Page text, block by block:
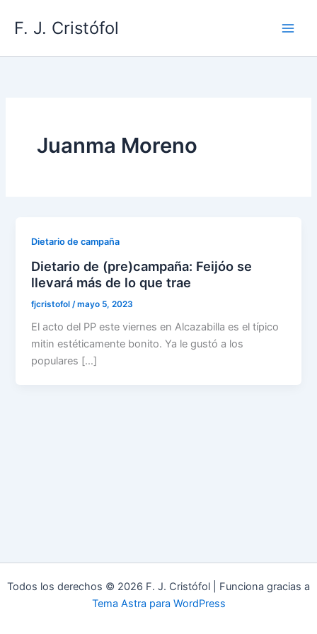
F. J. Cristófol
Juanma Moreno
Dietario de campaña
Dietario de (pre)campaña: Feijóo se
llevará más de lo que trae
fjcristofol /mayo 5, 2023
El acto del PP este viernes en Alcazabilla es el típico
mitin estéticamente bonito. Ya le gustó a los
populares […]
Todos los derechos © 2026 F. J. Cristófol | Funciona gracias a
Tema Astra para WordPress